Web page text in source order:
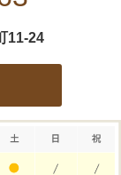
11-24